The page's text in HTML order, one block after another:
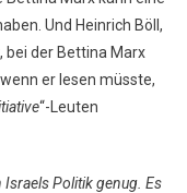
Und Heinrich Böll,
bei der Bettina Marx
er lesen müsste,
“-Leuten
Israels Politik genug. Es